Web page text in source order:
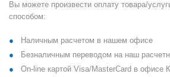
Вы можете произвести оплату товара/
способом:
Наличным расчетом в нашем офисе
Безналичным переводом на наш
On-line картой Visa/MasterCard в офисе